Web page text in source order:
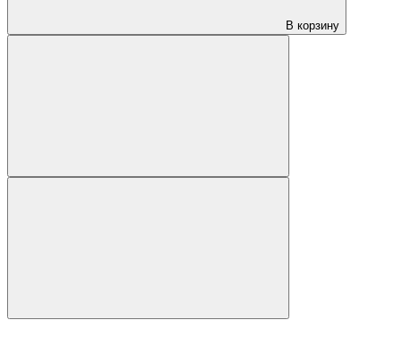
В корзину